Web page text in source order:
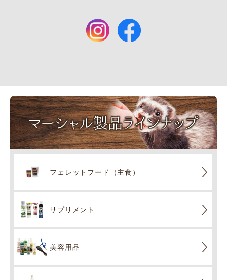
フェレットフード（主食）
サプリメント
美容用品